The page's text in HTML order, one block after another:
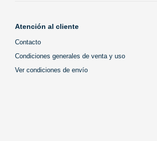
Atención al cliente
Contacto
Condiciones generales de venta y uso
Ver condiciones de envío